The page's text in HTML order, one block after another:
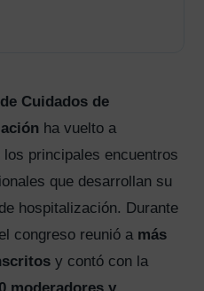
Cuidados de
ha vuelto a
principales encuentros
que desarrollan su
hospitalización. Durante
congreso reunió a más
y contó con la